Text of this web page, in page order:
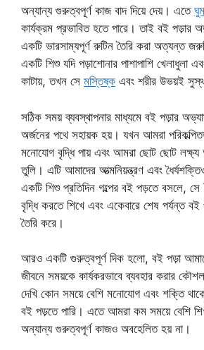
অন্যান্য গুরুত্বপূর্ণ কাজ বাদ দিয়ে দেয়। এতে ঘুম
কার্যক্রম প্রভাবিত হতে পারে। তাই বই পড়ার
একটি ভারসাম্যপূর্ণ রুটিন তৈরি করা অত্যন্ত
একটি শিশু যদি পড়াশোনার পাশাপাশি খেলাধুলা
কাটায়, তখন সে মস্তিষ্ক এবং শরীর উভয়ই
সঠিক সময় ব্যবস্থাপনার মাধ্যমে বই পড়ার
অর্জনের পথে সহায়ক হয়। যখন আমরা
মনোযোগ বৃদ্ধি পায় এবং আমরা ছোট ছোট লক্ষ্য
তুলি। এটি আমাদের আত্মনিয়ন্ত্রণ এবং
একটি শিশু প্রতিদিন গল্পের বই পড়তে বসলে, সে
বৃদ্ধি করতে শিখে এবং একেবারে শেষ পর্যন্ত
তৈরি করে।
আরও একটি গুরুত্বপূর্ণ দিক হলো, বই পড়া
জীবনে সময়কে কার্যকরভাবে ব্যবহার করার
দেখি কোন সময়ে বেশি মনোযোগ এবং শক্তি
বই পড়তে পারি। এতে আমরা কম সময়ে বেশি
অন্যান্য গুরুত্বপূর্ণ কাজও অবহেলিত হয় না।